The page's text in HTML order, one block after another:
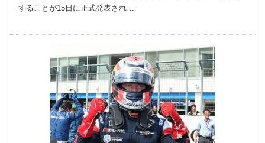
することが15日に正式発表され…